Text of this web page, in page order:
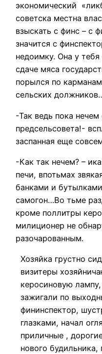
экономический
советска местна
взыскать с финс – с
значится с
недоимку. Она у
сдаче мяса
порылся по
сельских
-Так ведь пока
предсельсовета!-
заспанная еще
-Как так нечем? –
печи, впотьмах
банками и
самогон…Во тьме
кроме поллитры
милиционер не
разочарованным.
Хозяйка грустно
визитеры
керосиновую
зажигали по
фининспектор,
глазками, начал
приличные ,
нового будильника,